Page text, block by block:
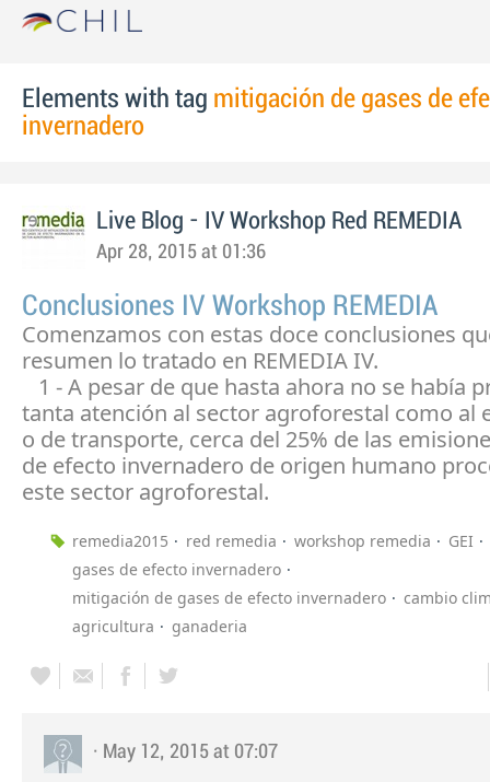
Elements with tag mitigación de gases de
invernadero
Live Blog - IV Workshop Red REMEDIA
Apr 28, 2015 at 01:36
Conclusiones IV Workshop REMEDIA
Comenzamos con estas doce conclusiones
resumen lo tratado en REMEDIA IV.
1 - A pesar de que hasta ahora no se había
tanta atención al sector agroforestal como al
o de transporte, cerca del 25% de las
de efecto invernadero de origen humano
este sector agroforestal.
remedia2015 red remedia workshop remedia
GEI
gases de efecto invernadero
mitigación de gases de efecto invernadero
cambio
agricultura
ganaderia
· May 12, 2015 at 07:07